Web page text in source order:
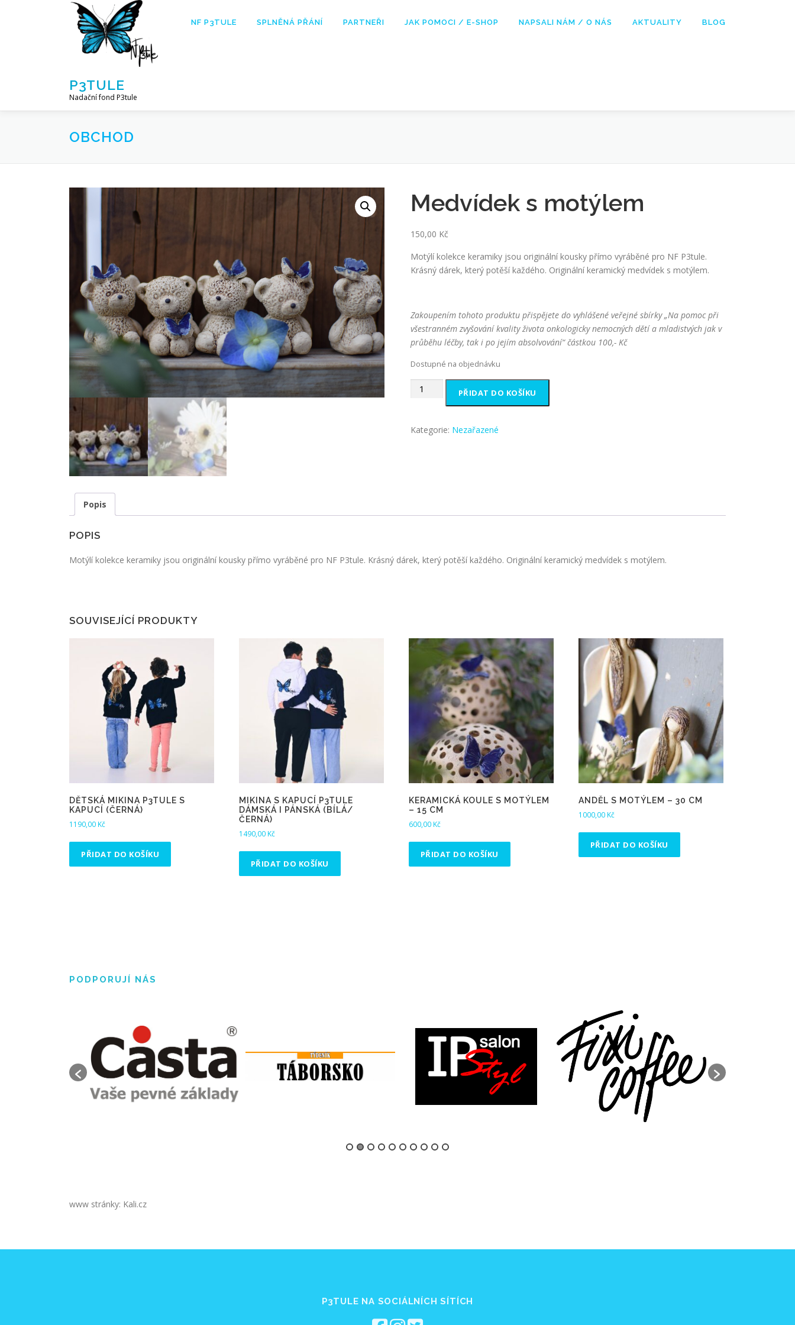
P3TULE
Nadační fond P3tule
NF P3TULE SPLNĚNÁ PŘÁNÍ PARTNEŘI JAK POMOCI / E-SHOP NAPSALI NÁM / O NÁS AKTUALITY BLOG
OBCHOD
Medvídek s motýlem
150,00 Kč
Motýlí kolekce keramiky jsou originální kousky přímo vyráběné pro NF P3tule.
Krásný dárek, který potěší každého. Originální keramický medvídek s motýlem.
Zakoupením tohoto produktu přispějete do vyhlášené veřejné sbírky „Na pomoc při
všestranném zvyšování kvality života onkologicky nemocných dětí a mladistvých jak v
průběhu léčby, tak i po jejím absolvování“ částkou 100,- Kč
Dostupné na objednávku
Medvídek
množství
PŘIDAT DO KOŠÍKU
Kategorie: Nezařazené
Popis
POPIS
Motýlí kolekce keramiky jsou originální kousky přímo vyráběné pro NF P3tule. Krásný dárek, který potěší každého. Originální keramický medvídek s motýlem.
SOUVISEJÍCÍ PRODUKTY
DĚTSKÁ MIKINA P3TULE S
KAPUCÍ (ČERNÁ)
1190,00 Kč
PŘIDAT DO KOŠÍKU
MIKINA S KAPUCÍ P3TULE
DÁMSKÁ I PÁNSKÁ (BÍLÁ/
ČERNÁ)
1490,00 Kč
PŘIDAT DO KOŠÍKU
KERAMICKÁ KOULE S MOTÝLEM
– 15 CM
600,00 Kč
PŘIDAT DO KOŠÍKU
ANDĚL S MOTÝLEM – 30 CM
1000,00 Kč
PŘIDAT DO KOŠÍKU
PODPORUJÍ NÁS
www stránky: Kali.cz
P3TULE NA SOCIÁLNÍCH SÍTÍCH